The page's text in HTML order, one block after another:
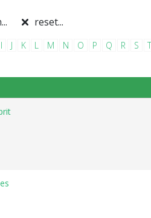
reset...
I J K L M N O P Q R S T